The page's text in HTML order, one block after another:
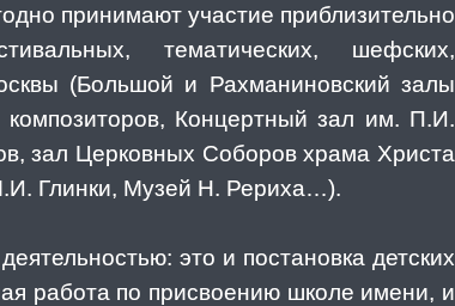
принимают участие приблизительно
тематических, шефских,
(Большой и Рахманиновский залы
Концертный зал им. П.И.
зал Церковных Соборов храма Христа
Глинки, Музей Н. Рериха…).
это и постановка детских
работа по присвоению школе имени, и